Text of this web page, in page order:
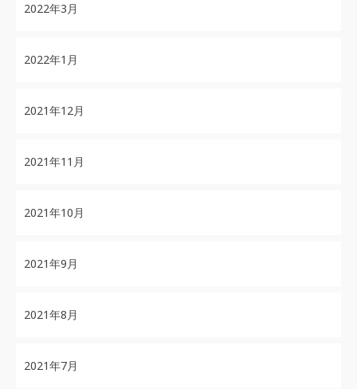
2022年3月
2022年1月
2021年12月
2021年11月
2021年10月
2021年9月
2021年8月
2021年7月